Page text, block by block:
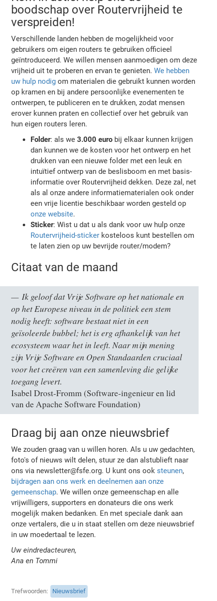
boodschap over Routervrijheid te
verspreiden!
Verschillende landen hebben de mogelijkheid voor
gebruikers om eigen routers te gebruiken officieel
geïntroduceerd. We willen mensen aanmoedigen om deze
vrijheid uit te proberen en ervan te genieten.We hebben
uw hulp nodig om materialen die gebruikt kunnen worden
op kramen en bij andere persoonlijke evenementen te
ontwerpen, te publiceren en te drukken, zodat mensen
erover kunnen praten en collectief over het gebruik van
hun eigen routers leren.
Folder: als we3.000 euro bij elkaar kunnen krijgen
dan kunnen we de kosten voor het ontwerp en het
drukken van een nieuwe folder met een leuk en
intuïtief ontwerp van de beslisboom en met basis-
informatie over Routervrijheid dekken. Deze zal, net
als al onze andere informatiematerialen ook onder
een vrije licentie beschikbaar worden gesteld op
onze website.
Sticker: Wist u dat u als dank voor uw hulp onze
Routervrijheid-sticker kosteloos kunt bestellen om
te laten zien op uw bevrijde router/modem?
Citaat van de maand
Ik geloof dat Vrije Software op het nationale en
op het Europese niveau in de politiek een stem
nodig heeft: software bestaat niet in een
geïsoleerde bubbel; het is erg afhankelijk van het
ecosysteem waar het in leeft. Naar mijn mening
zijn Vrije Software en Open Standaarden cruciaal
voor het creëren van een samenleving die gelijke
toegang levert.
Isabel Drost-Fromm (Software-ingenieur en lid
van de Apache Software Foundation)
Draag bij aan onze nieuwsbrief
We zouden graag van u willen horen. Als u uw gedachten,
foto's of nieuws wilt delen, stuur ze dan alstublieft naar
ons via newsletter@fsfe.org. U kunt ons ooksteunen,
bijdragen aan ons werk en deelnemen aan onze
gemeenschap. We willen onze gemeenschap en alle
vrijwilligers, supporters en donateurs die ons werk
mogelijk maken bedanken. En met speciale dank aan
onze vertalers, die u in staat stellen om deze nieuwsbrief
in uw moedertaal te lezen.
Uw eindredacteuren,
Ana en Tommi
Trefwoorden Nieuwsbrief